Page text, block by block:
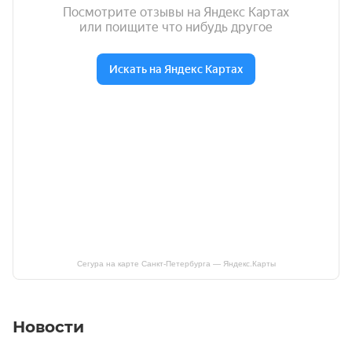
Сегура на карте Санкт‑Петербурга — Яндекс.Карты
Новости